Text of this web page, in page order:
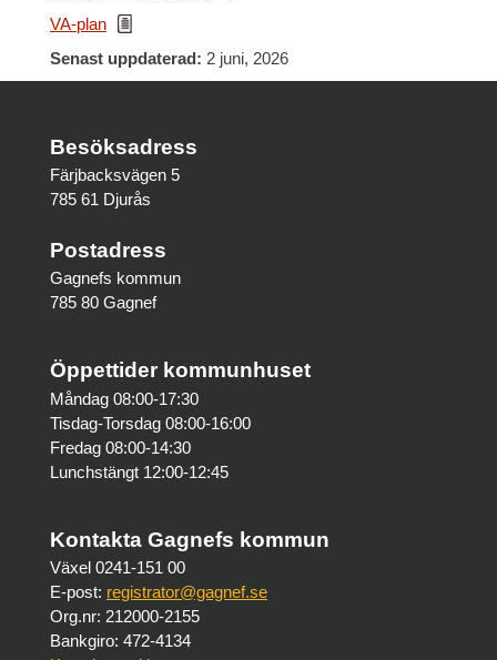
VA-plan
Senast uppdaterad: 2 juni, 2026
Besöksadress
Färjbacksvägen 5
785 61 Djurås
Postadress
Gagnefs kommun
785 80 Gagnef
Öppettider kommunhuset
Måndag 08:00-17:30
Tisdag-Torsdag 08:00-16:00
Fredag 08:00-14:30
Lunchstängt 12:00-12:45
Kontakta Gagnefs kommun
Växel 0241-151 00
E-post: registrator@gagnef.se
Org.nr: 212000-2155
Bankgiro: 472-4134